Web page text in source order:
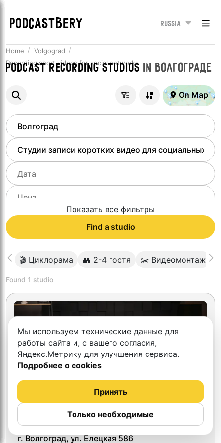
PODCASTBERY Russia
Home
Volgograd
Recording short videos for social networks
Podcast recording studios in Волгограде
On Map
Показать все фильтры
Find a studio
🎬 Циклорама 👥 2-4 гостя ✂️ Видеомонтаж
Found 1 studio
Lumen 4.3
г. Волгоград, ул. Елецкая 586
Мы используем технические данные для
работы сайта и, с вашего согласия,
Яндекс.Метрику для улучшения сервиса.
Подробнее о cookies
Только необходимые
Принять